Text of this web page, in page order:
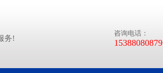
务!
咨询电话：
15388080879